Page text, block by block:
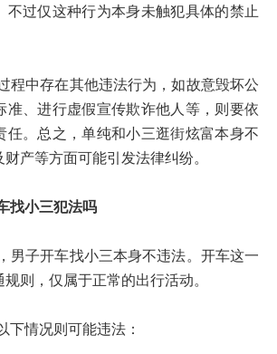
不过仅这种行为本身未触犯具体的禁止
中存在其他违法行为，如故意毁坏公
准、进行虚假宣传欺诈他人等，则要依
任。总之，单纯和小三逛街炫富本身不
产等方面可能引发法律纠纷。
找小三犯法吗
子开车找小三本身不违法。开车这一
则，仅属于正常的出行活动。
情况则可能违法：